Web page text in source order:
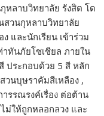
หลาบวิทยาลัย รังสิต โด
สวนกุหลาบวิทยาลัย
และนักเรียน เข้าร่วม
ทันภัยโซเชียล ภายใน
ประกอบด้วย 5 สี หลัก
วนบุษราคัมสีเหลือง ,
รรณรงค์เรื่อง ต่อต้าน
ม่ให้ถูกหลอกลวง และ